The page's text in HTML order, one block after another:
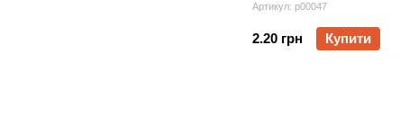
Артикул: p00047
2.20 грн Купити